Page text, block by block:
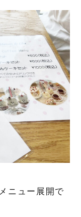
ニュー展開で